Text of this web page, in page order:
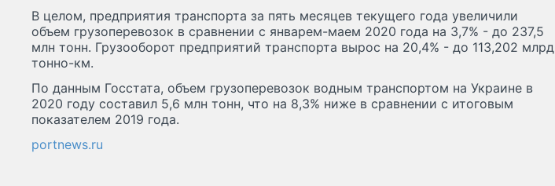
В целом, предприятия транспорта за пять месяцев текущего года увеличили
объем грузоперевозок в сравнении с январем-маем 2020 года на 3,7% - до 237,5
млн тонн. Грузооборот предприятий транспорта вырос на 20,4% - до 113,202 млрд
тонно-км.
По данным Госстата, объем грузоперевозок водным транспортом на Украине в
2020 году составил 5,6 млн тонн, что на 8,3% ниже в сравнении с итоговым
показателем 2019 года.
portnews.ru